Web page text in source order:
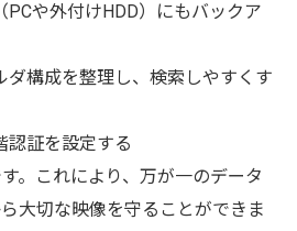
PCや外付けHDD）にもバックア
ダ構成を整理し、検索しやすくす
認証を設定する
。これにより、万が一のデータ
大切な映像を守ることができま